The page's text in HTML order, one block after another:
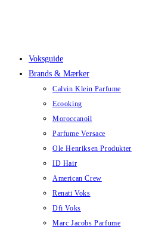
Voksguide
Brands & Mærker
Calvin Klein Parfume
Ecooking
Moroccanoil
Parfume Versace
Ole Henriksen Produkter
ID Hair
American Crew
Renati Voks
Dfi Voks
Marc Jacobs Parfume